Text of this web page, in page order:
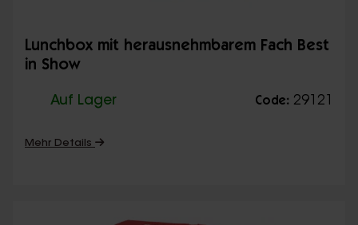
Lunchbox mit herausnehmbarem Fach Best
in Show
Auf Lager Code: 29121
Mehr Details